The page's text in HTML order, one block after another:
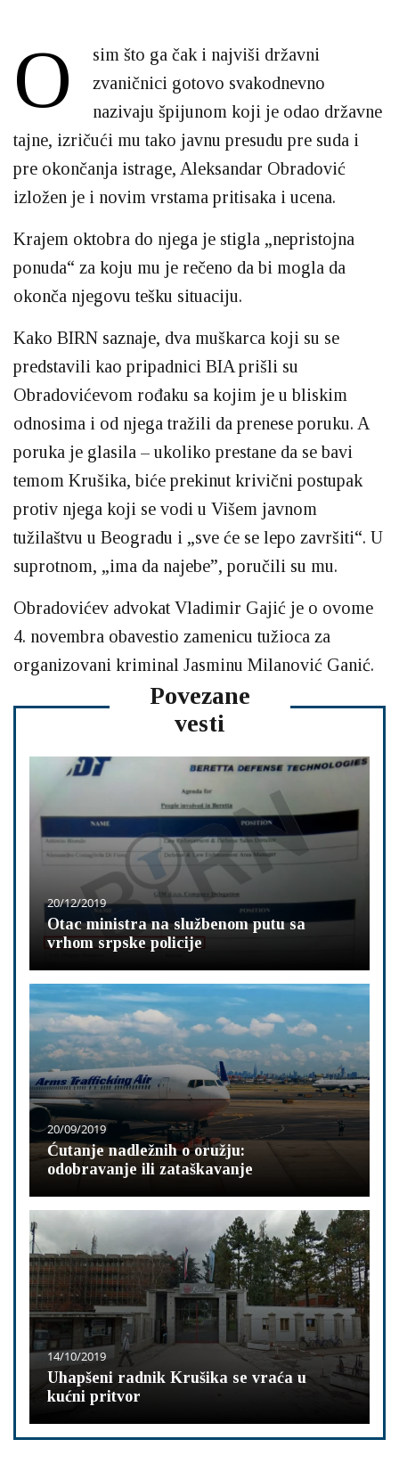
O
sim što ga čak i najviši državni
zvaničnici gotovo svakodnevno
nazivaju špijunom koji je odao državne
tajne, izričući mu tako javnu presudu pre suda i
pre okončanja istrage, Aleksandar Obradović
izložen je i novim vrstama pritisaka i ucena.
Krajem oktobra do njega je stigla „nepristojna
ponuda“ za koju mu je rečeno da bi mogla da
okonča njegovu tešku situaciju.
Kako BIRN saznaje, dva muškarca koji su se
predstavili kao pripadnici BIA prišli su
Obradovićevom rođaku sa kojim je u bliskim
odnosima i od njega tražili da prenese poruku. A
poruka je glasila – ukoliko prestane da se bavi
temom Krušika, biće prekinut krivični postupak
protiv njega koji se vodi u Višem javnom
tužilaštvu u Beogradu i „sve će se lepo završiti“. U
suprotnom, „ima da najebe”, poručili su mu.
Obradovićev advokat Vladimir Gajić je o ovome
4. novembra obavestio zamenicu tužioca za
organizovani kriminal Jasminu Milanović Ganić.
Povezane
vesti
20/12/2019
Otac ministra na službenom putu sa
vrhom srpske policije
20/09/2019
Ćutanje nadležnih o oružju:
odobravanje ili zataškavanje
14/10/2019
Uhapšeni radnik Krušika se vraća u
kućni pritvor